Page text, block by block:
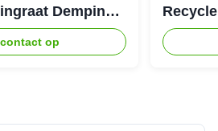
Demping
Beschermende
op